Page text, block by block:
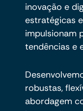
inovação e
estratégicas
impulsionam
tendências e
robustas,
abordagem